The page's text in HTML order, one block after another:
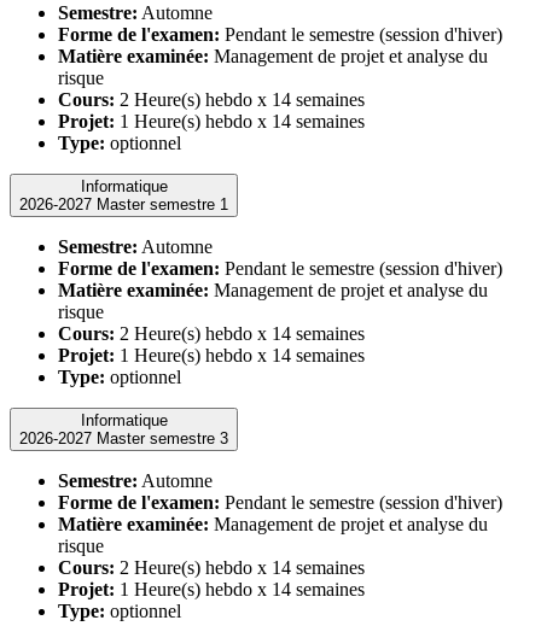
Semestre: Automne
Forme de l'examen: Pendant le semestre (session d'hiver)
Matière examinée: Management de projet et analyse du
risque
Cours: 2 Heure(s) hebdo x 14 semaines
Projet: 1 Heure(s) hebdo x 14 semaines
Type: optionnel
Informatique
2026-2027 Master semestre 1
Semestre: Automne
Forme de l'examen: Pendant le semestre (session d'hiver)
Matière examinée: Management de projet et analyse du
risque
Cours: 2 Heure(s) hebdo x 14 semaines
Projet: 1 Heure(s) hebdo x 14 semaines
Type: optionnel
Informatique
2026-2027 Master semestre 3
Semestre: Automne
Forme de l'examen: Pendant le semestre (session d'hiver)
Matière examinée: Management de projet et analyse du
risque
Cours: 2 Heure(s) hebdo x 14 semaines
Projet: 1 Heure(s) hebdo x 14 semaines
Type: optionnel